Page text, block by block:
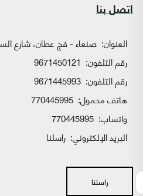
اتصل بنا
العنوان: صنعاء - فج عطان، شارع
رقم التلفون: 9671450121
رقم التلفون: 9671445993
هاتف محمول: 770445995
واتساب:
البريد الإلكتروني: راسلنا
راسلنا